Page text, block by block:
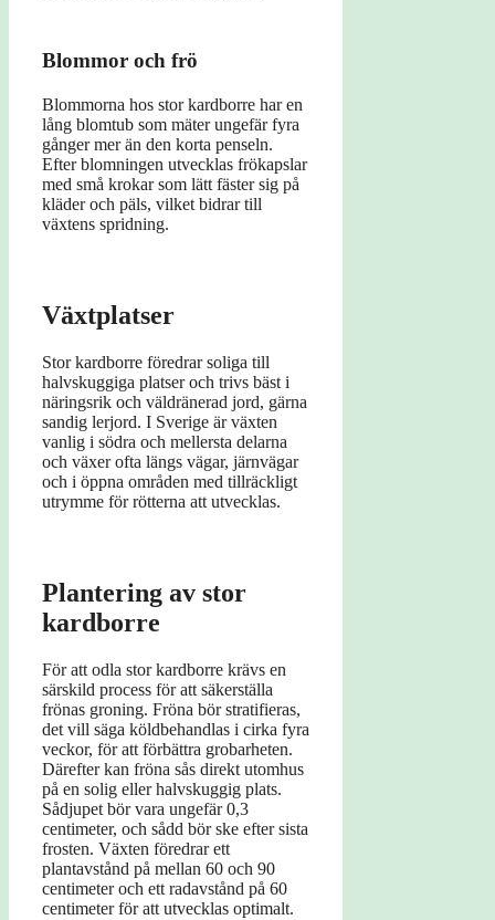
Blommor och frö
Blommorna hos stor kardborre har en
lång blomtub som mäter ungefär fyra
gånger mer än den korta penseln.
Efter blomningen utvecklas frökapslar
med små krokar som lätt fäster sig på
kläder och päls, vilket bidrar till
växtens spridning.
Växtplatser
Stor kardborre föredrar soliga till
halvskuggiga platser och trivs bäst i
näringsrik och väldränerad jord, gärna
sandig lerjord. I Sverige är växten
vanlig i södra och mellersta delarna
och växer ofta längs vägar, järnvägar
och i öppna områden med tillräckligt
utrymme för rötterna att utvecklas.
Plantering av stor
kardborre
För att odla stor kardborre krävs en
särskild process för att säkerställa
frönas groning. Fröna bör stratifieras,
det vill säga köldbehandlas i cirka fyra
veckor, för att förbättra grobarheten.
Därefter kan fröna sås direkt utomhus
på en solig eller halvskuggig plats.
Sådjupet bör vara ungefär 0,3
centimeter, och sådd bör ske efter sista
frosten. Växten föredrar ett
plantavstånd på mellan 60 och 90
centimeter och ett radavstånd på 60
centimeter för att utvecklas optimalt.